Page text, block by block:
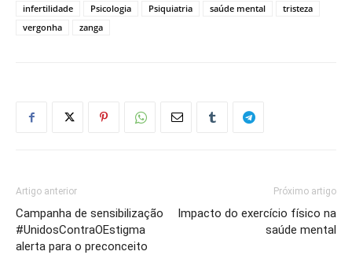
infertilidade
Psicologia Psiquiatria saúde mental
tristeza
vergonha
zanga
Artigo anterior
Campanha de sensibilização
#UnidosContraOEstigma
alerta para o preconceito
Próximo artigo
Impacto do exercício físico na
saúde mental